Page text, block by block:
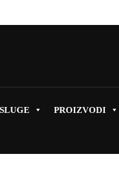
PROIZVODI